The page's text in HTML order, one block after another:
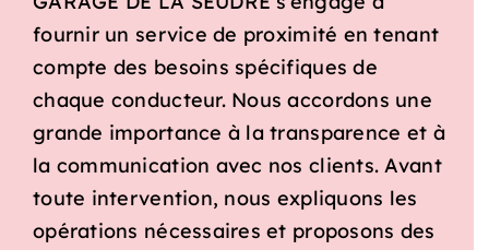
fournir un service de proximité en tenant
compte des besoins spécifiques de
chaque conducteur. Nous accordons une
grande importance à la transparence et à
la communication avec nos clients. Avant
toute intervention, nous expliquons les
opérations nécessaires et proposons des